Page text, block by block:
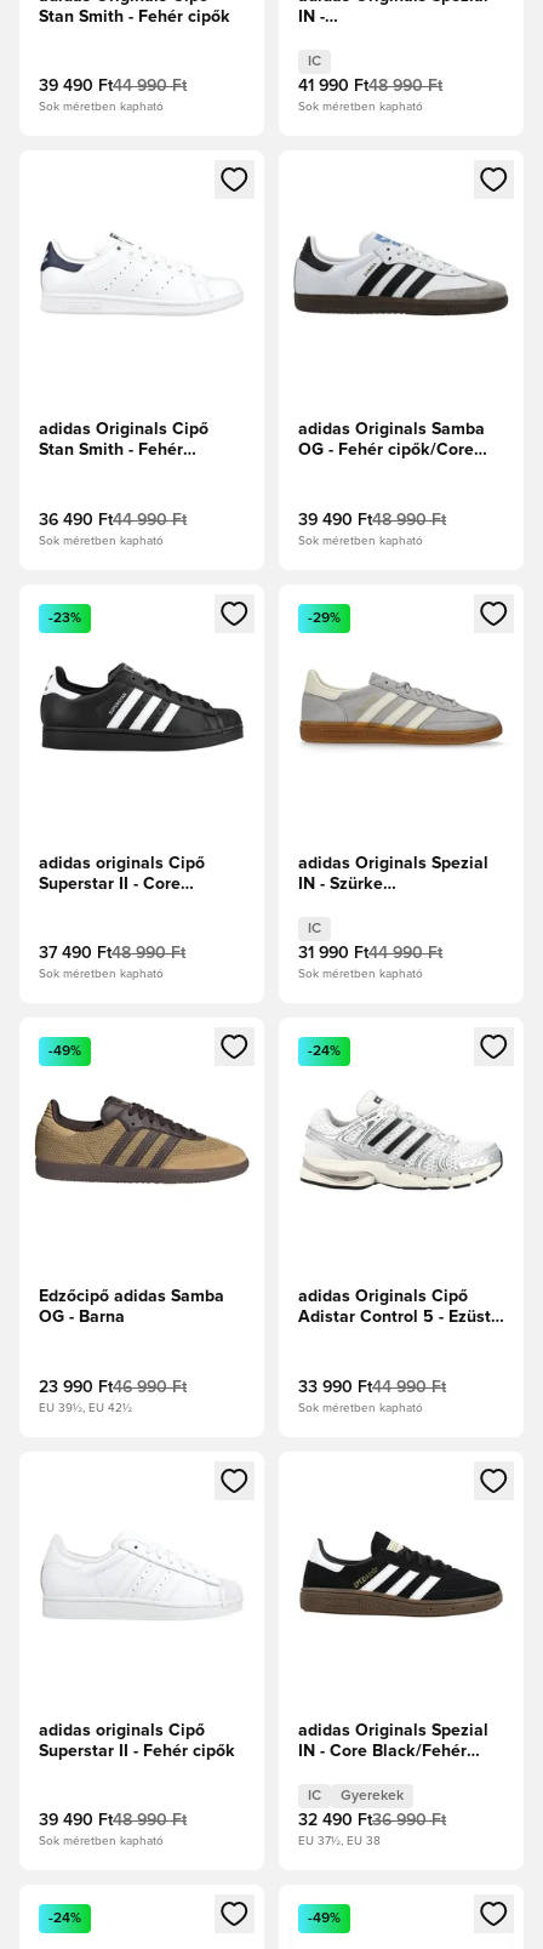
Stan Smith - Fehér cipők
39 490 Ft44 990 Ft
Sok méretben kapható
IN -
IC
41 990 Ft48 990 Ft
Sok méretben kapható
Megnyit egy modált a bejelentkezéshez vagy a tagként
adidas Originals Cipő
Stan Smith - Fehér
36 490 Ft44 990 Ft
Sok méretben kapható
Megnyit egy modált a
adidas Originals Samba
OG - Fehér cipők/Core
39 490 Ft48 990 Ft
Sok méretben kapható
Megnyit egy modált a bejelentkezéshez vagy a tagként
-23%
adidas originals Cipő
Superstar II - Core
37 490 Ft48 990 Ft
Sok méretben kapható
Megnyit egy modált a
-29%
adidas Originals Spezial
IN - Szürke
IC
31 990 Ft44 990 Ft
Sok méretben kapható
Megnyit egy modált a bejelentkezéshez vagy a tagként
-49%
Edzőcipő adidas Samba
OG - Barna
23 990 Ft46 990 Ft
EU 39½, EU 42½
Megnyit egy modált a
-24%
adidas Originals Cipő
Adistar Control 5 - Ezüst
33 990 Ft44 990 Ft
Sok méretben kapható
Megnyit egy modált a bejelentkezéshez vagy a tagként
adidas originals Cipő
Superstar II - Fehér cipők
39 490 Ft48 990 Ft
Sok méretben kapható
Megnyit egy modált a
adidas Originals Spezial
IN - Core Black/Fehér
IC Gyerekek
32 490 Ft36 990 Ft
EU 37½, EU 38
Megnyit egy modált a bejelentkezéshez vagy a tagként
-24%
Megnyit egy modált a
-49%